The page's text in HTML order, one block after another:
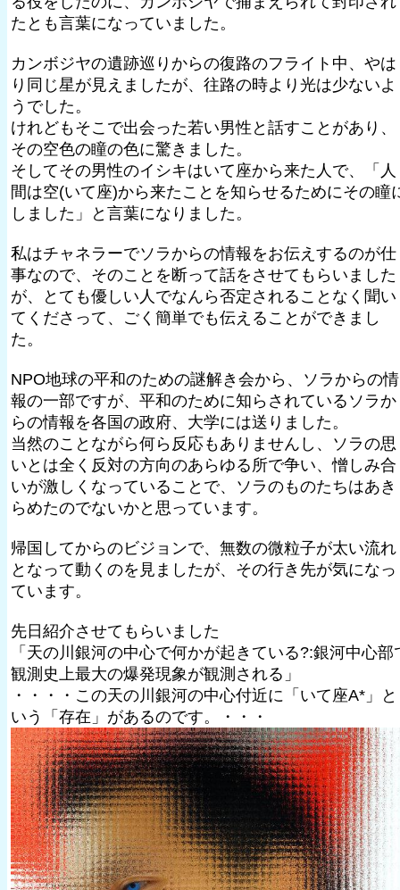
たとも言葉になっていました。
カンボジヤの遺跡巡りからの復路のフライト中、やは
り同じ星が見えましたが、往路の時より光は少ないよ
うでした。
けれどもそこで出会った若い男性と話すことがあり、
その空色の瞳の色に驚きました。
そしてその男性のイシキはいて座から来た人で、「人
間は空(いて座)から来たことを知らせるためにその瞳
しました」と言葉になりました。
私はチャネラーでソラからの情報をお伝えするのが仕
事なので、そのことを断って話をさせてもらいました
が、とても優しい人でなんら否定されることなく聞い
てくださって、ごく簡単でも伝えることができまし
た。
NPO地球の平和のための謎解き会から、ソラからの情
報の一部ですが、平和のために知らされているソラか
らの情報を各国の政府、大学には送りました。
当然のことながら何ら反応もありませんし、ソラの思
いとは全く反対の方向のあらゆる所で争い、憎しみ合
いが激しくなっていることで、ソラのものたちはあき
らめたのでないかと思っています。
帰国してからのビジョンで、無数の微粒子が太い流れ
となって動くのを見ましたが、その行き先が気になっ
ています。
先日紹介させてもらいました
「天の川銀河の中心で何かが起きている?:銀河中心部
観測史上最大の爆発現象が観測される」
・・・・この天の川銀河の中心付近に「いて座A*」と
いう「存在」があるのです。・・・